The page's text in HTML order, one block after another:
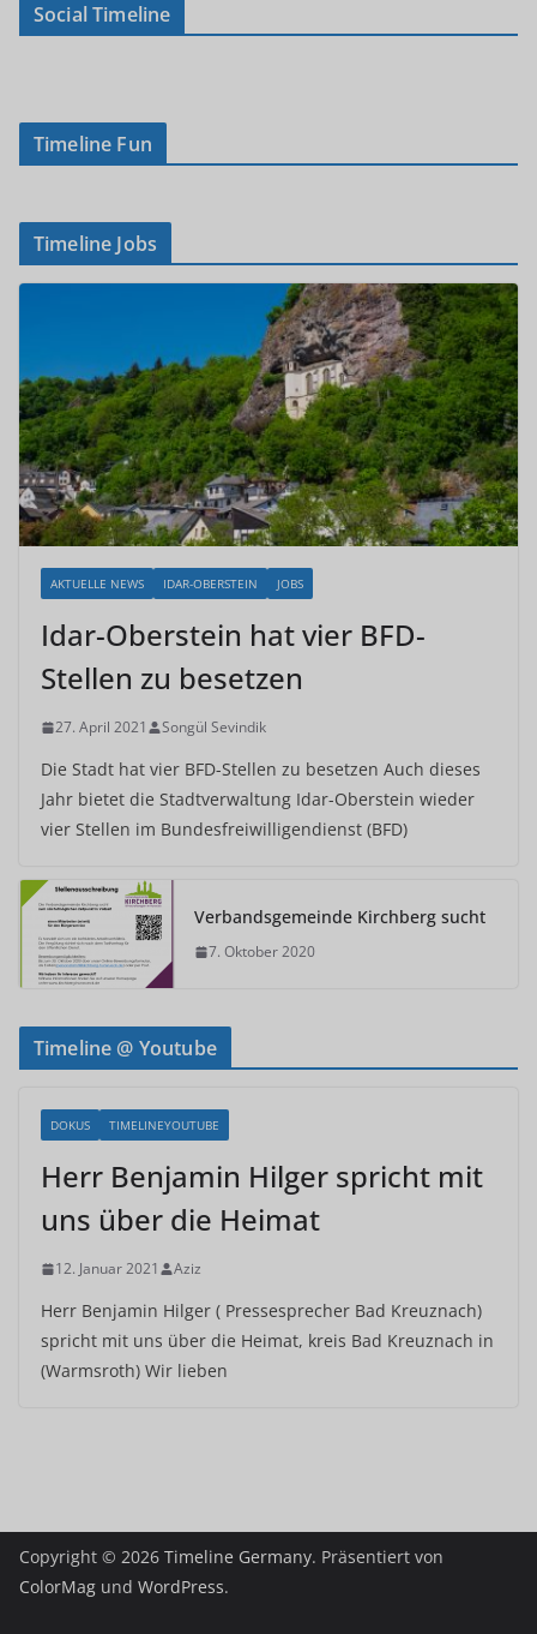
Social Timeline
Timeline Fun
Timeline Jobs
AKTUELLE NEWS IDAR-OBERSTEIN JOBS
Idar-Oberstein hat vier BFD-
Stellen zu besetzen
27. April 2021 Songül Sevindik
Die Stadt hat vier BFD-Stellen zu besetzen Auch dieses
Jahr bietet die Stadtverwaltung Idar-Oberstein wieder
vier Stellen im Bundesfreiwilligendienst (BFD)
Verbandsgemeinde Kirchberg sucht
7. Oktober 2020
Timeline @ Youtube
DOKUS TIMELINEYOUTUBE
Herr Benjamin Hilger spricht mit
uns über die Heimat
12. Januar 2021 Aziz
Herr Benjamin Hilger ( Pressesprecher Bad Kreuznach)
spricht mit uns über die Heimat, kreis Bad Kreuznach in
(Warmsroth) Wir lieben
Copyright © 2026 Timeline Germany. Präsentiert von
ColorMag und WordPress.